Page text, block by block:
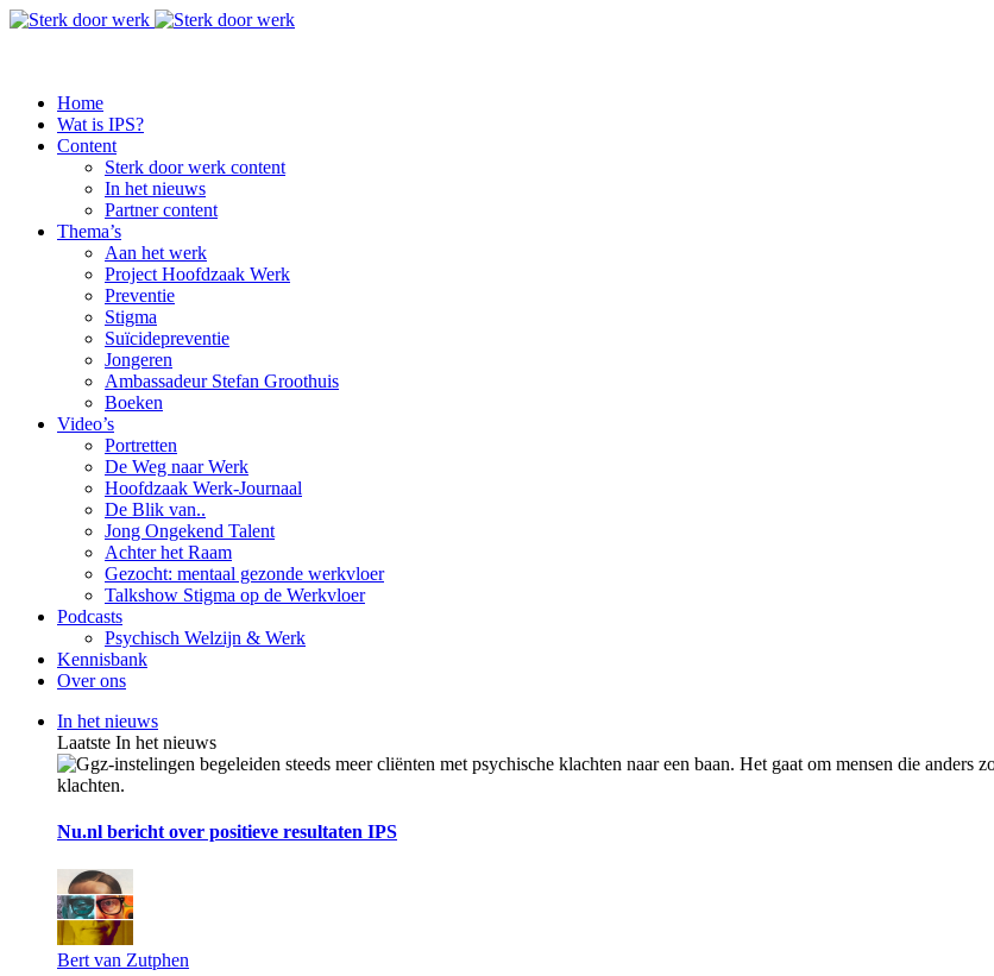
Home
Wat is IPS?
Content
Sterk door werk content
In het nieuws
Partner content
Thema’s
Aan het werk
Project Hoofdzaak Werk
Preventie
Stigma
Suïcidepreventie
Jongeren
Ambassadeur Stefan Groothuis
Boeken
Video’s
Portretten
De Weg naar Werk
Hoofdzaak Werk-Journaal
De Blik van..
Jong Ongekend Talent
Achter het Raam
Gezocht: mentaal gezonde werkvloer
Talkshow Stigma op de Werkvloer
Podcasts
Psychisch Welzijn & Werk
Kennisbank
Over ons
In het nieuws
Laatste In het nieuws
Nu.nl bericht over positieve resultaten IPS
Bert van Zutphen